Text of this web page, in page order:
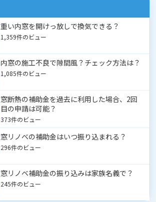
重い内窓を開けっ放しで換気できる？
1,359件のビュー
内窓の施工不良で隙間風？チェック方法は？
1,085件のビュー
窓断熱の補助金を過去に利用した場合、2回
目の申請は可能？
373件のビュー
窓リノベの補助金はいつ振り込まれる？
296件のビュー
窓リノベ補助金の振り込みは家族名義で？
245件のビュー